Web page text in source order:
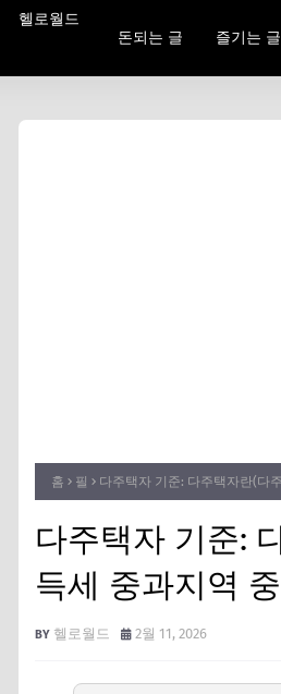
헬로월드
돈되는 글
즐기는 글
홈 필 다주택자 기준: 다주택자란(다
다주택자 기준:
득세 중과지역
헬로월드 2월 11, 2026